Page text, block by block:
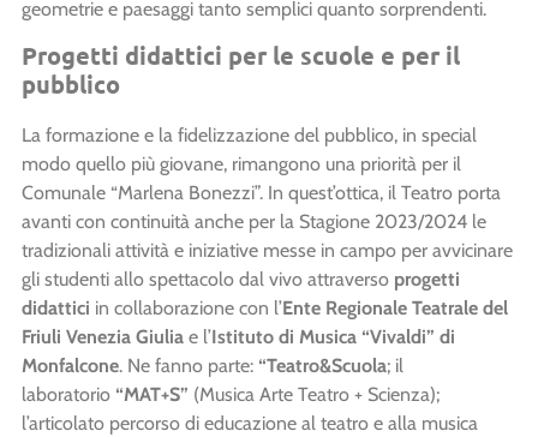
geometrie e paesaggi tanto semplici quanto sorprendenti.
Progetti didattici per le scuole e per il
pubblico
La formazione e la fidelizzazione del pubblico, in special
modo quello più giovane, rimangono una priorità per il
Comunale “Marlena Bonezzi”. In quest’ottica, il Teatro porta
avanti con continuità anche per la Stagione 2023/2024 le
tradizionali attività e iniziative messe in campo per avvicinare
gli studenti allo spettacolo dal vivo attraverso progetti
didattici in collaborazione con l’Ente Regionale Teatrale del
Friuli Venezia Giulia e l’Istituto di Musica “Vivaldi” di
Monfalcone. Ne fanno parte: “Teatro&Scuola; il
laboratorio “MAT+S” (Musica Arte Teatro + Scienza);
l’articolato percorso di educazione al teatro e alla musica